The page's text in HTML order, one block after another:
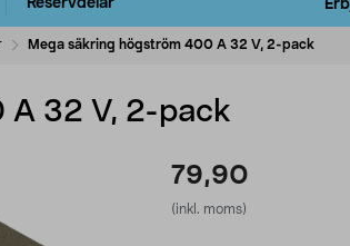
Reservdelar
Mega säkring högström 400 A 32 V, 2-pack
A 32 V, 2-pack
79,90
(inkl. moms)